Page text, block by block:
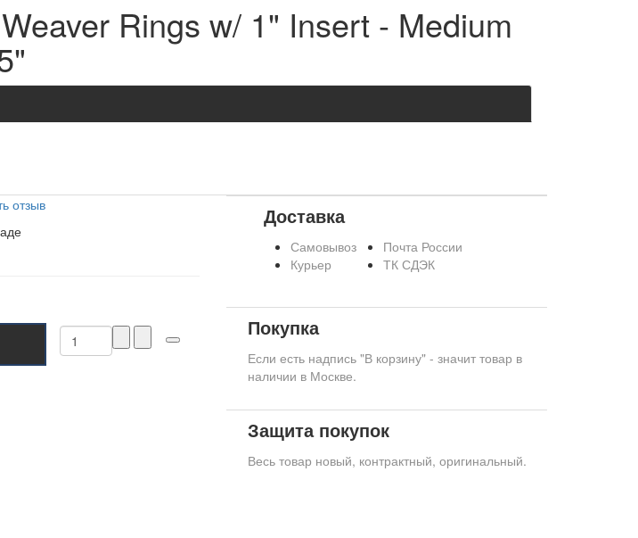
Rings w/ 1" Insert - Medium
отзыв
Доставка
Самовывоз
Курьер
Почта России
ТК СДЭК
Покупка
Если есть надпись "В корзину" - значит товар в
наличии в Москве.
Защита покупок
Весь товар новый, контрактный, оригинальный.